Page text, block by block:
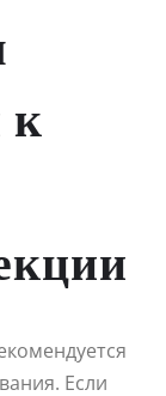
Если